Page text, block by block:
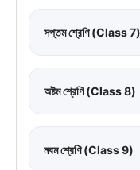
সপ্তম শ্রেণি (Class 7)
অষ্টম শ্রেণি (Class 8)
নবম শ্রেণি (Class 9)